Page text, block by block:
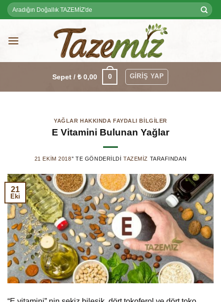
Skip
to
Ara:
Sepet / ₺0,00 0 GIRIŞ YAP
YAĞLAR HAKKINDA FAYDALI BILGILER
E Vitamini Bulunan Yağlar
21 EKIM 2018’' TE GÖNDERILDI TAZEMIZ TARAFINDAN
21
Eki